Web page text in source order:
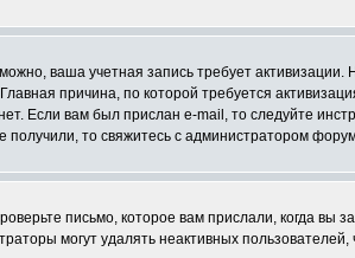
ваша учетная запись требует
причина, по которой требуется
Если вам был прислан e-mail, то следуйте
то свяжитесь с администратором
письмо, которое вам прислали, когда вы
могут удалять неактивных